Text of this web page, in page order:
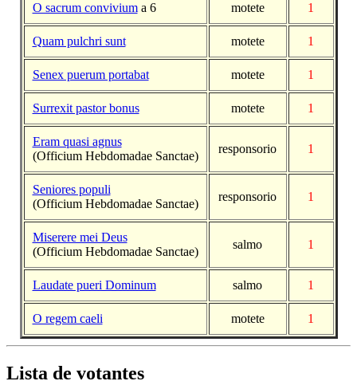
O sacrum conviviuma 6 motete 1
Quam pulchri sunt motete 1
Senex puerum portabat motete 1
Surrexit pastor bonus motete 1
Eram quasi agnus
(Officium Hebdomadae Sanctae)
responsorio 1
Seniores populi
(Officium Hebdomadae Sanctae)
responsorio 1
Miserere mei Deus
(Officium Hebdomadae Sanctae)
salmo 1
Laudate pueri Dominum salmo 1
O regem caeli motete 1
Lista de votantes